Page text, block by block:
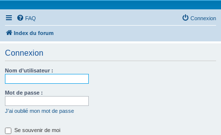
FAQ Connexion
Index du forum
Connexion
Nom d’utilisateur :
Mot de passe :
J’ai oublié mon mot de passe
Se souvenir de moi